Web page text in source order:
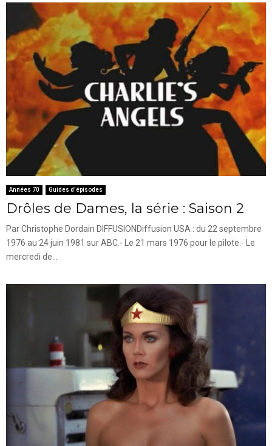
Années 70 Guides d'épisodes
Drôles de Dames, la série : Saison 2
Par Christophe Dordain DIFFUSIONDiffusion USA : du 22 septembre
1976 au 24 juin 1981 sur ABC.- Le 21 mars 1976 pour le pilote.- Le
mercredi de...